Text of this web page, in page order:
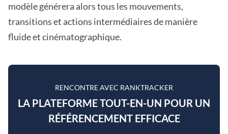
modèle générera alors tous les mouvements,
transitions et actions intermédiaires de manière
fluide et cinématographique.
RENCONTRE AVEC RANKTRACKER
LA PLATEFORME TOUT-EN-UN POUR UN
RÉFÉRENCEMENT EFFICACE